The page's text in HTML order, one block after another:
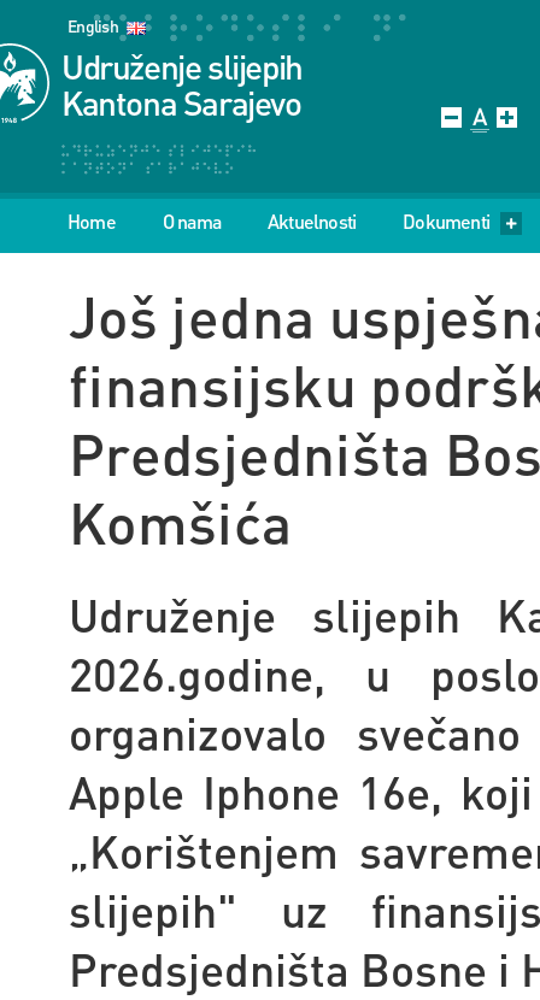
English
Udruženje slijepih
Kantona Sarajevo
Home O nama Aktuelnosti Dokumenti
Još jedna
finansijsku
Predsjedništa
Komšića
Udruženje slijepih
2026.godine, u
organizovalo
Apple Iphone 16e,
„Korištenjem
slijepih" uz
Predsjedništa Bosne i